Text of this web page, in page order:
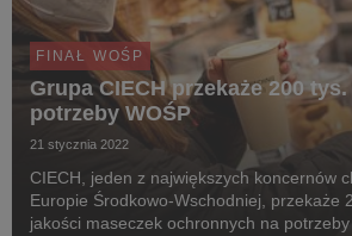
FINAŁ WOŚP
Grupa CIECH przekaże 200
potrzeby WOŚP
21 stycznia 2022
CIECH, jeden z największych koncernów
Europie Środkowo-Wschodniej, przekaże
jakości maseczek ochronnych na potrzeby